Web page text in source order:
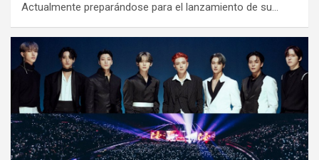
Actualmente preparándose para el lanzamiento de su…